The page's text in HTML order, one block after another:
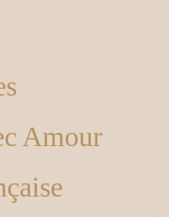
Amour